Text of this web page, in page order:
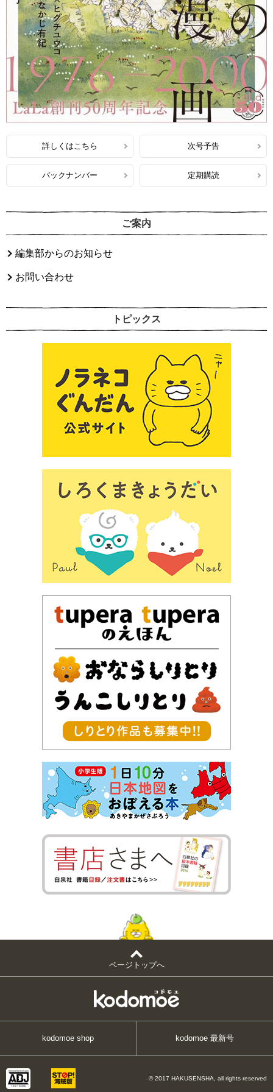
詳しくはこちら 次号予告
バックナンバー 定期購読
ご案内
編集部からのお知らせ
お問い合わせ
トピックス
ページトップへ
kodomoe shop kodomoe 最新号
© 2017 HAKUSENSHA, all rights reserved